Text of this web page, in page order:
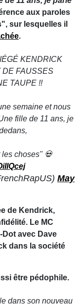
aux paroles
sur lesquelles il
.
KENDRICK
DE FAUSSES
TAUPE !!
semaine et nous
fille de 11 ans, je
les choses" 💀
May
de Kendrick,
Le MC
avec Dave
dans la société
être pédophile.
dans son nouveau